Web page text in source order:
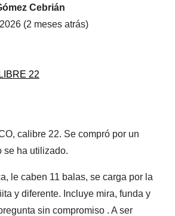
Cebrián
(2 meses atrás)
22
calibre 22. Se compró por un
se ha utilizado.
le caben 11 balas, se carga por la
y diferente. Incluye mira, funda y
sin compromiso . A ser